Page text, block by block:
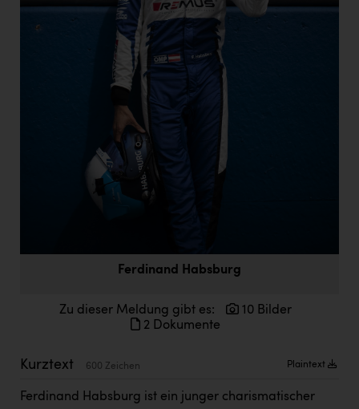
HIG Infomotion Group
Kärcher
Karin Liedl
Ferdinand Habsburg
Zu dieser Meldung gibt es:
10 Bilder
2 Dokumente
Kurztext 600 Zeichen Plaintext
Ferdinand Habsburg ist ein junger charismatischer